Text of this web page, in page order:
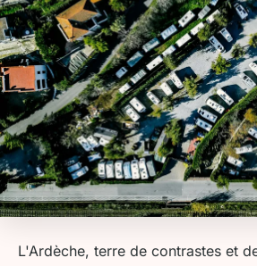
L'Ardèche, terre de contrastes et